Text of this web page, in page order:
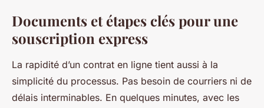
Documents et étapes clés pour une
souscription express
La rapidité d’un contrat en ligne tient aussi à la
simplicité du processus. Pas besoin de courriers ni de
délais interminables. En quelques minutes, avec les